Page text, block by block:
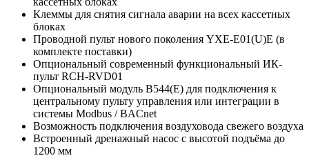
Клеммы для снятия сигнала аварии на всех кассетных
блоках
Проводной пульт нового поколения YXE-E01(U)E (в
комплекте поставки)
Опциональный современный функциональный ИК-
пульт RCH-RVD01
Опциональный модуль B544(E) для подключения к
центральному пульту управления или интеграции в
системы Modbus / BACnet
Возможность подключения воздуховода свежего воздуха
Встроенный дренажный насос с высотой подъёма до
1200 мм